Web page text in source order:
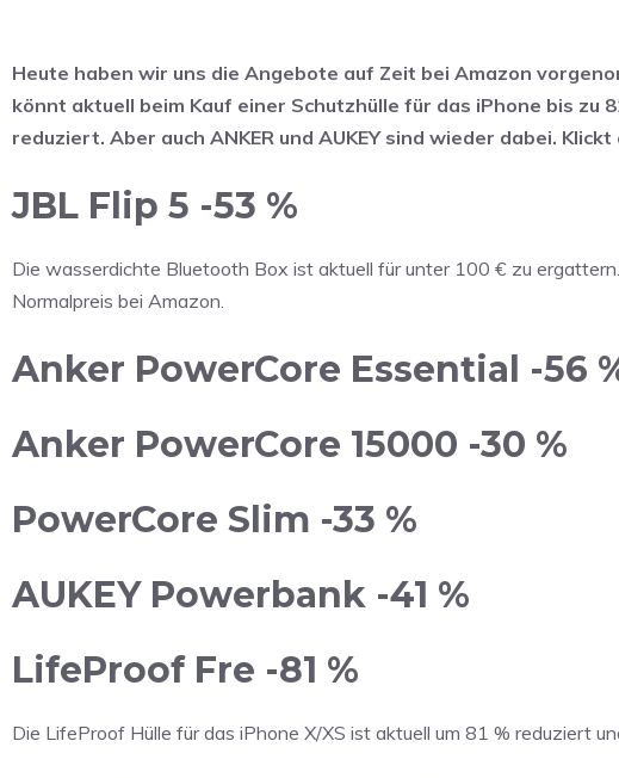
Heute haben wir uns die Angebote auf Zeit bei Amazon
könnt aktuell beim Kauf einer Schutzhülle für das iPhone bis zu
reduziert. Aber auch ANKER und AUKEY sind wieder dabei.
JBL Flip 5 -53 %
Die wasserdichte Bluetooth Box ist aktuell für unter 100 € zu
Normalpreis bei Amazon.
Anker PowerCore Essential -56
Anker PowerCore 15000 -30 %
PowerCore Slim -33 %
AUKEY Powerbank -41 %
LifeProof Fre -81 %
Die LifeProof Hülle für das iPhone X/XS ist aktuell um 81 % reduziert